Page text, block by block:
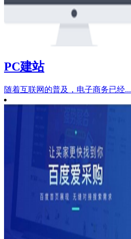
PC建站
随着互联网的普及，电子商务已经...